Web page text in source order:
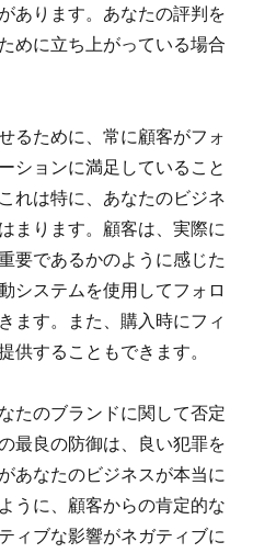
あります。あなたの評判を
めに立ち上がっている場合
るために、常に顧客がフォ
ションに満足していること
れは特に、あなたのビジネ
まります。顧客は、実際に
要であるかのように感じた
システムを使用してフォロ
ます。また、購入時にフィ
供することもできます。
たのブランドに関して否定
最良の防御は、良い犯罪を
あなたのビジネスが本当に
うに、顧客からの肯定的な
ィブな影響がネガティブに